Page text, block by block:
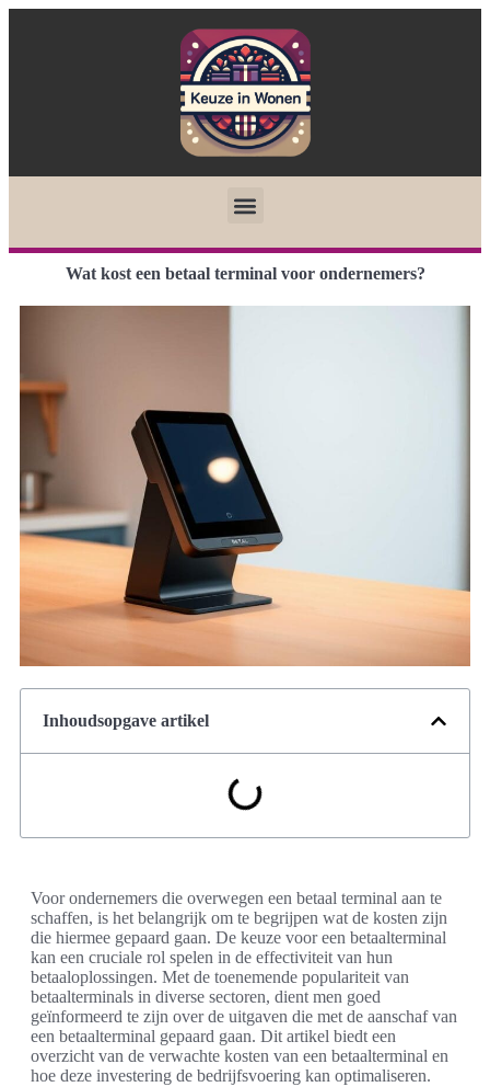
Wat kost een betaal terminal voor ondernemers?
Inhoudsopgave artikel
Voor ondernemers die overwegen een betaal terminal aan te
schaffen, is het belangrijk om te begrijpen wat de kosten zijn
die hiermee gepaard gaan. De keuze voor een betaalterminal
kan een cruciale rol spelen in de effectiviteit van hun
betaaloplossingen. Met de toenemende populariteit van
betaalterminals in diverse sectoren, dient men goed
geïnformeerd te zijn over de uitgaven die met de aanschaf van
een betaalterminal gepaard gaan. Dit artikel biedt een
overzicht van de verwachte kosten van een betaalterminal en
hoe deze investering de bedrijfsvoering kan optimaliseren.